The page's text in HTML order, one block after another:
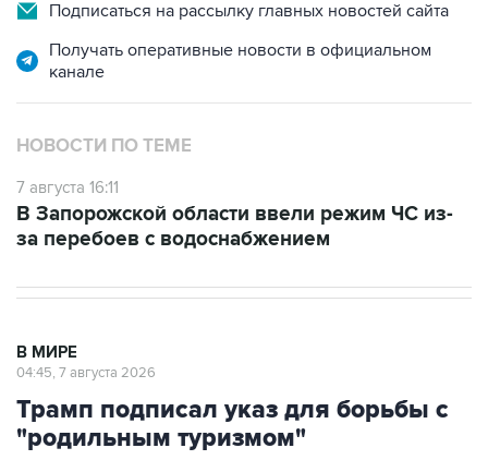
Подписаться на рассылку главных новостей сайта
Получать оперативные новости в официальном
канале
НОВОСТИ ПО ТЕМЕ
7 августа 16:11
В Запорожской области ввели режим ЧС из-
за перебоев с водоснабжением
В МИРЕ
04:45, 7 августа 2026
Трамп подписал указ для борьбы с
"родильным туризмом"